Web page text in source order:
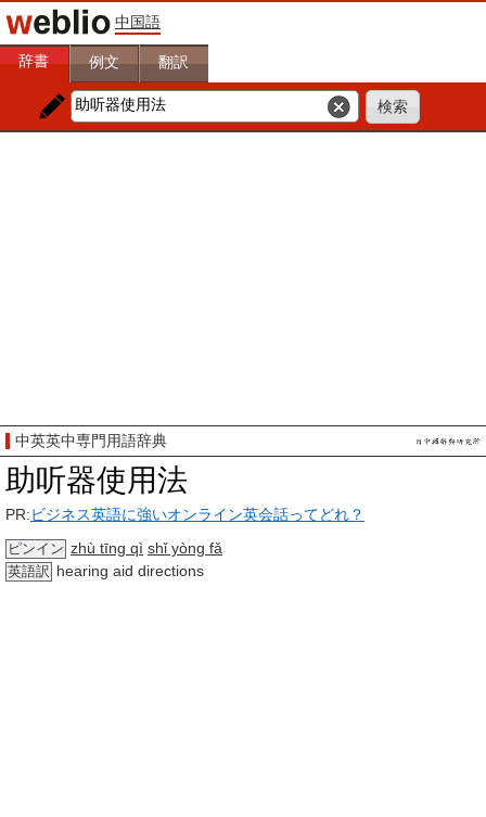
中国語
辞書 例文 翻訳
中英英中専門用語辞典
助听器使用法
PR:ビジネス英語に強いオンライン英会話ってどれ？
ピンイン zhù tīng qì shǐ yòng fǎ
英語訳 hearing aid directions